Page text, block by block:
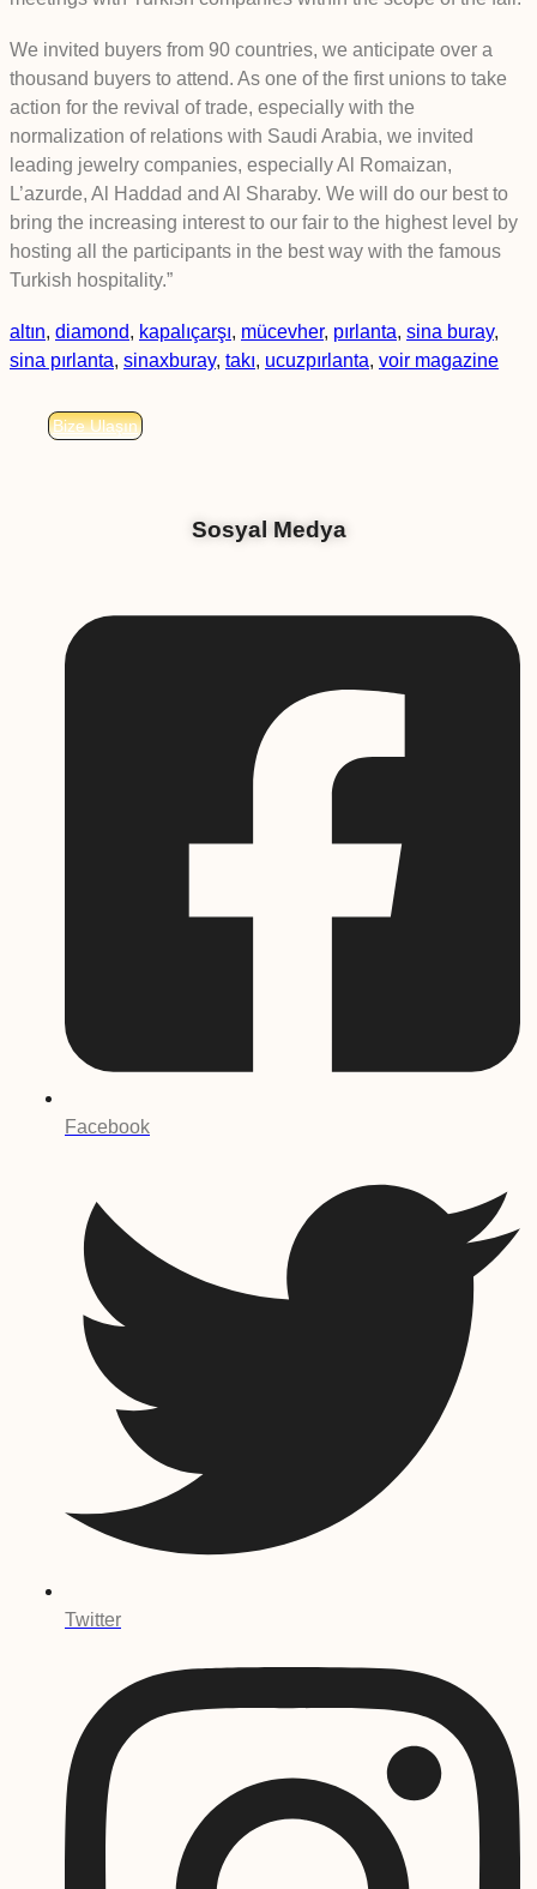
We invited buyers from 90 countries, we anticipate over a
thousand buyers to attend. As one of the first unions to take
action for the revival of trade, especially with the
normalization of relations with Saudi Arabia, we invited
leading jewelry companies, especially Al Romaizan,
L’azurde, Al Haddad and Al Sharaby. We will do our best to
bring the increasing interest to our fair to the highest level by
hosting all the participants in the best way with the famous
Turkish hospitality.”
altın, diamond, kapalıçarşı, mücevher, pırlanta, sina buray,
sina pırlanta, sinaxburay, takı, ucuzpırlanta, voir magazine
Bize Ulaşın
Sosyal Medya
Facebook
Twitter